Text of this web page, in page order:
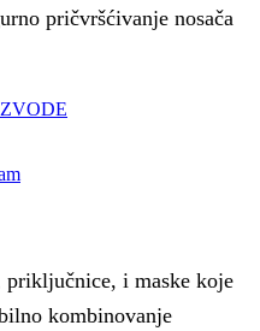
pričvršćivanje nosača
priključnice, i maske koje
kombinovanje